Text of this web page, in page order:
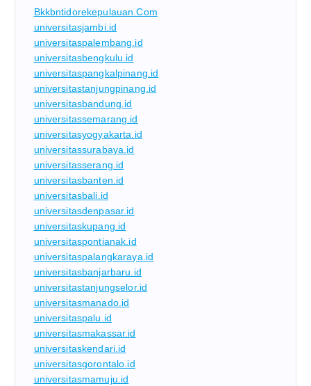
Bkkbntidorekepulauan.com
universitasjambi.id
universitaspalembang.id
universitasbengkulu.id
universitaspangkalpinang.id
universitastanjungpinang.id
universitasbandung.id
universitassemarang.id
universitasyogyakarta.id
universitassurabaya.id
universitasserang.id
universitasbanten.id
universitasbali.id
universitasdenpasar.id
universitaskupang.id
universitaspontianak.id
universitaspalangkaraya.id
universitasbanjarbaru.id
universitastanjungselor.id
universitasmanado.id
universitaspalu.id
universitasmakassar.id
universitaskendari.id
universitasgorontalo.id
universitasmamuju.id